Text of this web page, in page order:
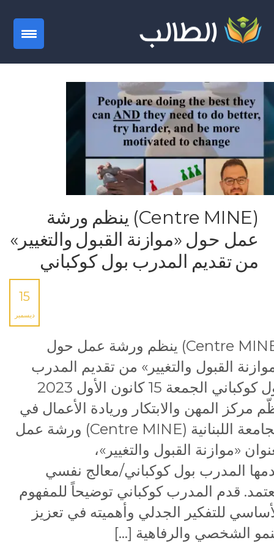
(Centre MINE) ينظم ورشة
عمل حول «موازنة القبول والتغيير»
من تقديم المدرب بول كوكباني
15
ديسمبر
(Centre MINE) ينظم ورشة عمل حول
القبول والتغيير» من تقديم المدرب
بول كوكباني الجمعة 15 كانون الأول 2023
مركز المهن والابتكار وريادة الأعمال في
الجامعة اللبنانية (Centre MINE) ورشة عمل
«موازنة القبول والتغيير»،
المدرب بول كوكباني/معالج نفسي
قدم المدرب كوكباني توضيحاً للمفهوم
للتفكير الجدلي وأهميته في تعزيز
الشخصي والرفاهية […]